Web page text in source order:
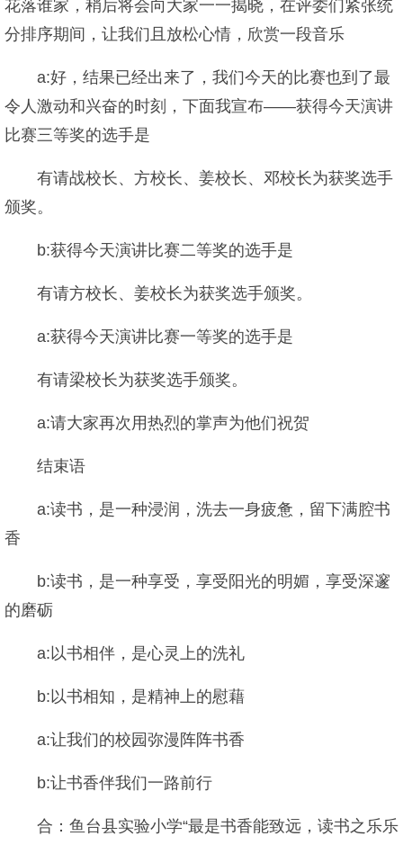
花落谁家，稍后将会向大家一一揭晓，在评委们紧张统
分排序期间，让我们且放松心情，欣赏一段音乐
a:好，结果已经出来了，我们今天的比赛也到了最
令人激动和兴奋的时刻，下面我宣布——获得今天演讲
比赛三等奖的选手是
有请战校长、方校长、姜校长、邓校长为获奖选手
颁奖。
b:获得今天演讲比赛二等奖的选手是
有请方校长、姜校长为获奖选手颁奖。
a:获得今天演讲比赛一等奖的选手是
有请梁校长为获奖选手颁奖。
a:请大家再次用热烈的掌声为他们祝贺
结束语
a:读书，是一种浸润，洗去一身疲惫，留下满腔书
香
b:读书，是一种享受，享受阳光的明媚，享受深邃
的磨砺
a:以书相伴，是心灵上的洗礼
b:以书相知，是精神上的慰藉
a:让我们的校园弥漫阵阵书香
b:让书香伴我们一路前行
合：鱼台县实验小学“最是书香能致远，读书之乐乐